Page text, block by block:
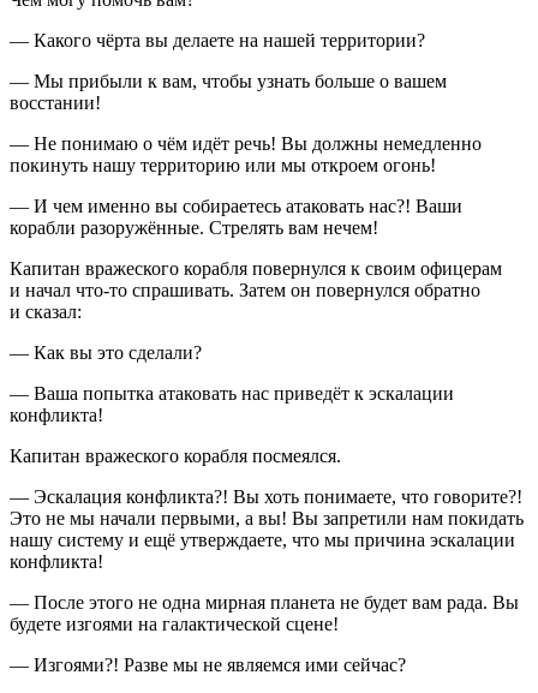
— Какого чёрта вы делаете на нашей территории?
— Мы прибыли к вам, чтобы узнать больше о вашем
восстании!
— Не понимаю о чём идёт речь! Вы должны немедленно
покинуть нашу территорию или мы откроем огонь!
— И чем именно вы собираетесь атаковать нас?! Ваши
корабли разоружённые. Стрелять вам нечем!
Капитан вражеского корабля повернулся к своим офицерам
и начал что-то спрашивать. Затем он повернулся обратно
и сказал:
— Как вы это сделали?
— Ваша попытка атаковать нас приведёт к эскалации
конфликта!
Капитан вражеского корабля посмеялся.
— Эскалация конфликта?! Вы хоть понимаете, что говорите?!
Это не мы начали первыми, а вы! Вы запретили нам покидать
нашу систему и ещё утверждаете, что мы причина эскалации
конфликта!
— После этого не одна мирная планета не будет вам рада. Вы
будете изгоями на галактической сцене!
— Изгоями?! Разве мы не являемся ими сейчас?